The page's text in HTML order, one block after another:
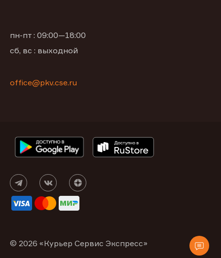
пн-пт : 09:00—18:00
сб, вс : выходной
office@pkv.cse.ru
© 2026 «Курьер Сервис Экспресс»